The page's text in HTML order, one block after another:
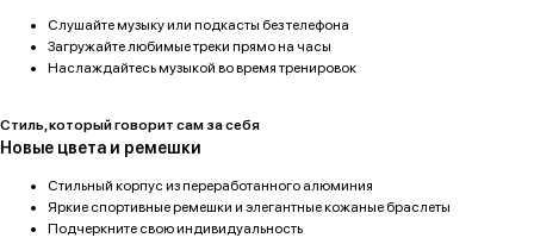
Слушайте музыку или подкасты без телефона
Загружайте любимые треки прямо на часы
Наслаждайтесь музыкой во время тренировок
Стиль, который говорит сам за себя
Новые цвета и ремешки
Стильный корпус из переработанного алюминия
Яркие спортивные ремешки и элегантные кожаные браслеты
Подчеркните свою индивидуальность
iPhone
AirPods
Доставка и оплата
Гарантия